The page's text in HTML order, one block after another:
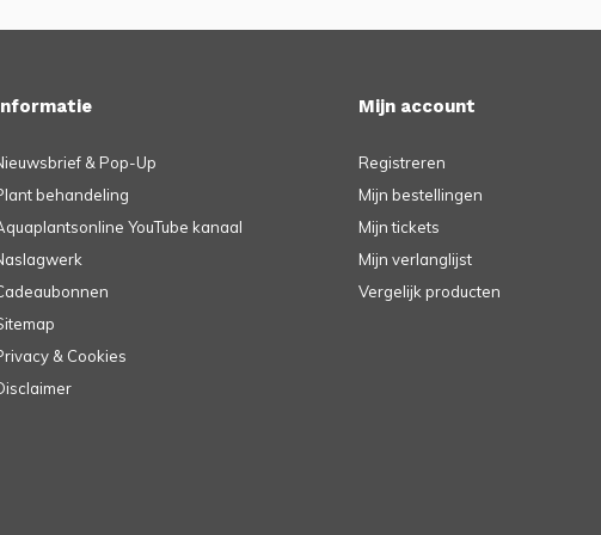
& Pop-Up
behandeling
YouTube kanaal
& Cookies
Mijn account
Registreren
Mijn bestellingen
Mijn tickets
Mijn verlanglijst
Vergelijk producten